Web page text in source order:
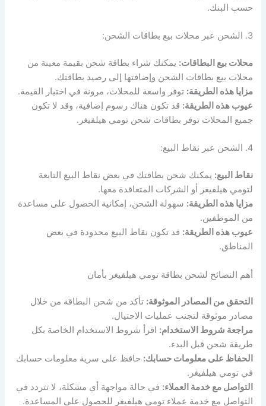
حسب البنك.
3. الشحن عبر محلات بيع بطاقات الشحن:
محلات بيع البطاقات: يمكنك شراء بطاقة شحن بقيمة معينة من
محلات بيع بطاقات الشحن وإضافتها إلى رصيد بطاقتك.
مزايا هذه الطريقة: توفر واسعة للمحلات، مرونة في اختيار القيمة.
عيوب هذه الطريقة: قد تكون هناك رسوم إضافية، وقد لا تكون
جميع المحلات توفر بطاقات شحن تومي هيلفيغر.
4. الشحن عبر نقاط البيع:
نقاط البيع: يمكنك شحن بطاقتك في بعض نقاط البيع التابعة
لتومي هيلفيغر أو الشركات المتعاقدة معها.
مزايا هذه الطريقة: سهولة الشحن، إمكانية الحصول على مساعدة
من الموظفين.
عيوب هذه الطريقة: قد تكون نقاط البيع محدودة في بعض
المناطق.
أهم النصائح لشحن بطاقة تومي هيلفيغر بأمان
التحقق من المصادر الموثوقة: تأكد من شحن البطاقة من خلال
مصادر موثوقة لتجنب عمليات الاحتيال.
مراجعة شروط الاستخدام: اقرأ شروط الاستخدام الخاصة بكل
طريقة شحن قبل البدء.
الحفاظ على معلومات حسابك: حافظ على سرية معلومات حسابك
في تومي هيلفيغر.
التواصل مع خدمة العملاء: في حالة مواجهة أي مشكلة، لا تتردد في
التواصل مع خدمة عملاء تومي هيلفيغر للحصول على المساعدة.